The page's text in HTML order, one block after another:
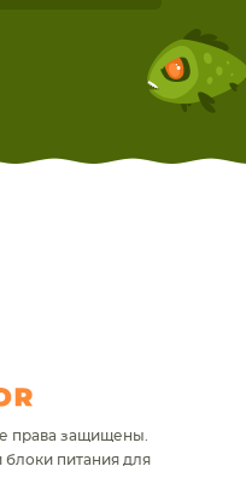
права защищены.
питания для